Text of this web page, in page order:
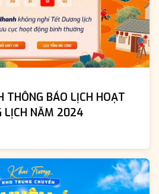
THÔNG BÁO LỊCH HOẠT
LỊCH NĂM 2024